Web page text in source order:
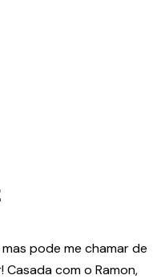
pode me chamar de
Casada com o Ramon,